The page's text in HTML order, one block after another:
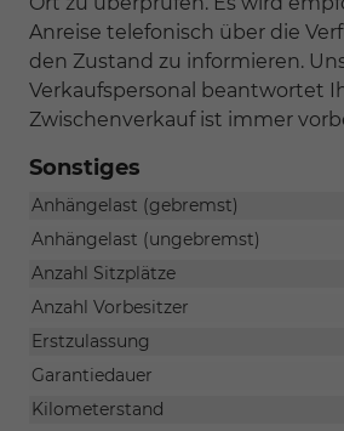
Anreise telefonisch über die
den Zustand zu informieren.
Verkaufspersonal beantwortet
Zwischenverkauf ist immer
Sonstiges
Anhängelast (gebremst)
Anhängelast (ungebremst)
Anzahl Sitzplätze
Anzahl Vorbesitzer
Erstzulassung
Garantiedauer
Kilometerstand